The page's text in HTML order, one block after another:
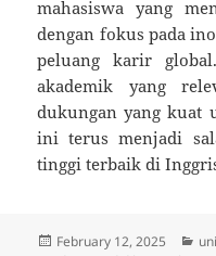
mahasiswa yang
dengan fokus pada
peluang karir
akademik yang
dukungan yang kuat
ini terus menjadi
tinggi terbaik di
Posted
February 12, 2025